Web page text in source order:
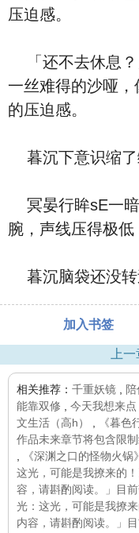
压迫感。
「还不去休息？
一丝难得的沙哑
的压迫感。
暮沉下意识缩
冥晏行眸sE一暗
腕，声线压得极低
暮沉脑袋还没转
加入书签
上
相关推荐： 千重妖镜
能靠双修
今天我想来点
文生活（高h）
《暮
作品未来章节将包含限
《深渊之口的怪物火锅》
这光，可能是我撩来的
容，请斟酌阅读。」目
光：这光，可能是我撩
内容，请斟酌阅读。」